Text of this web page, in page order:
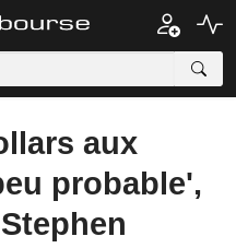
aux
probable',